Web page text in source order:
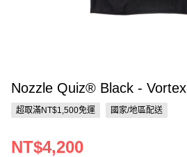
Nozzle Quiz® Black -
超取滿NT$1,500免運 國家/地區配送
NT$4,200